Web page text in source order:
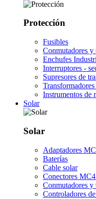
Protección
Fusibles
Conmutadores y
Enchufes
Interruptores -
Supresores de
Instrumentos de
Solar
Solar
Adaptadores
Baterías
Cable solar
Conectores
Conmutadores y
Controladores